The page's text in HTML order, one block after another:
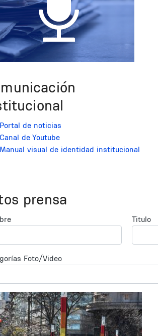
Portal de noticias
Canal de Youtube
Manual visual de identidad institucional
prensa
Titulo
Foto/Video